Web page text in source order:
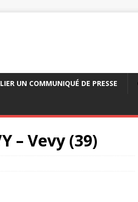
UN COMMUNIQUÉ DE PRESSE
– Vevy (39)